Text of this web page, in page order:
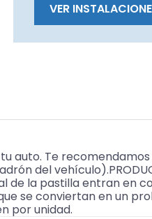
VER
auto. Te recomendamos
del
de la pastilla entran en
se conviertan en un
por unidad.